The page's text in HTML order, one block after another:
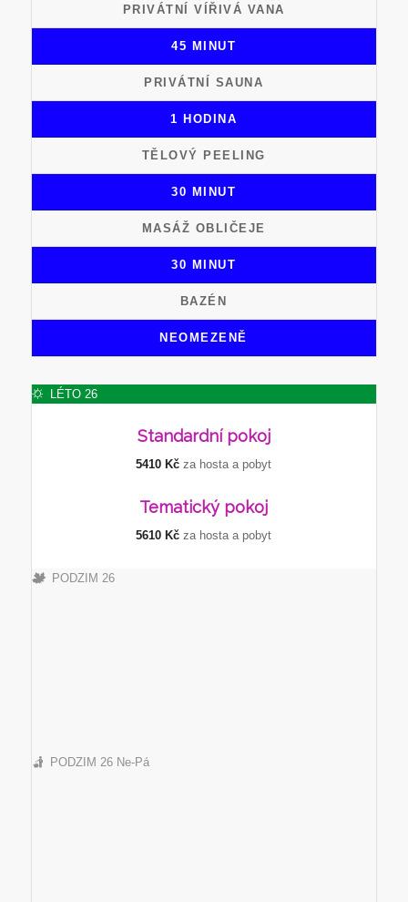
PRIVÁTNÍ VÍŘIVÁ VANA
45 MINUT
PRIVÁTNÍ SAUNA
1 HODINA
TĚLOVÝ PEELING
30 MINUT
MASÁŽ OBLIČEJE
30 MINUT
BAZÉN
NEOMEZENĚ
LÉTO 26
Standardnípokoj
5410 Kč za hosta a pobyt
Tematickýpokoj
5610 Kč za hosta a pobyt
PODZIM 26
PODZIM 26 Ne-Pá